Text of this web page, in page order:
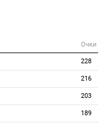
Очки
228
216
203
189